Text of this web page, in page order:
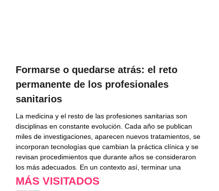
Formarse o quedarse atrás: el reto
permanente de los profesionales
sanitarios
La medicina y el resto de las profesiones sanitarias son
disciplinas en constante evolución. Cada año se publican
miles de investigaciones, aparecen nuevos tratamientos, se
incorporan tecnologías que cambian la práctica clínica y se
revisan procedimientos que durante años se consideraron
los más adecuados. En un contexto así, terminar una
MÁS VISITADOS